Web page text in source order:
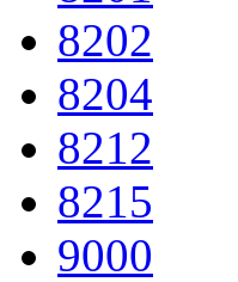
8202
8204
8212
8215
9000